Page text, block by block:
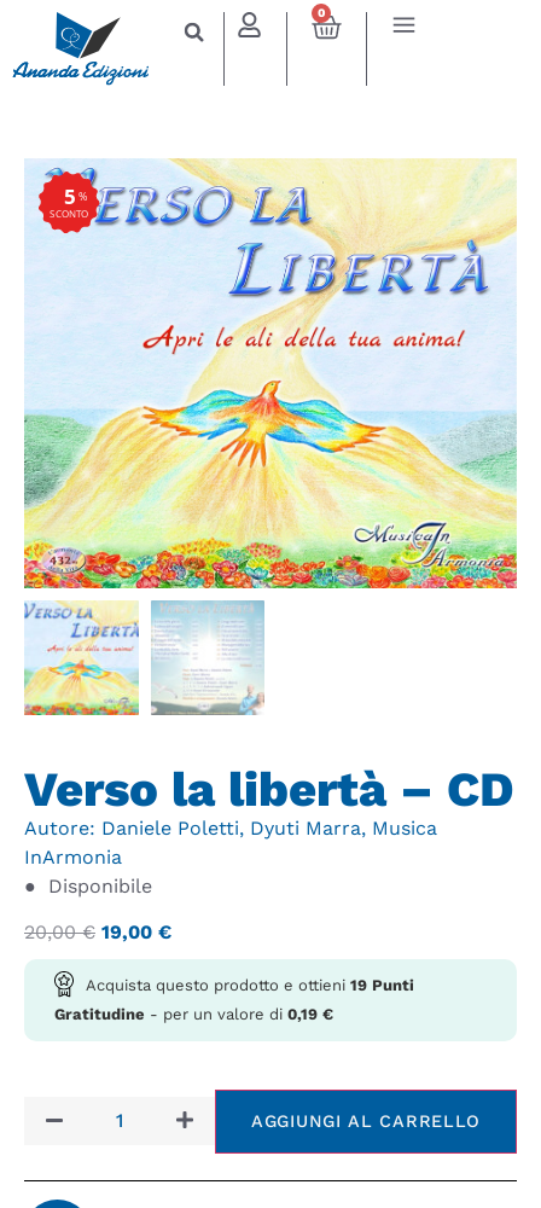
0
Verso la libertà – CD
Autore: Daniele Poletti, Dyuti Marra, Musica
InArmonia
●
Disponibile
20,00€ 19,00 €
Acquista questo prodotto e ottieni 19 Punti
Gratitudine - per un valore di 0,19 €
AGGIUNGI AL CARRELLO
%
SCONTO
5